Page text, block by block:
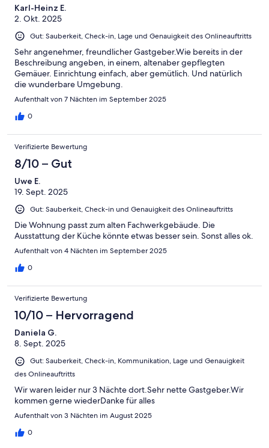
Karl-Heinz E.
2. Okt. 2025
Gut: Sauberkeit, Check-in, Lage und Genauigkeit des Onlineauftritts
Sehr angenehmer, freundlicher Gastgeber.Wie bereits in der
Beschreibung angeben, in einem, altenaber gepflegten
Gemäuer. Einrichtung einfach, aber gemütlich. Und natürlich
die wunderbare Umgebung.
Aufenthalt von 7 Nächten im September 2025
0
Verifizierte Bewertung
8/10 – Gut
Uwe E.
19. Sept. 2025
Gut: Sauberkeit, Check-in und Genauigkeit des Onlineauftritts
Die Wohnung passt zum alten Fachwerkgebäude. Die
Ausstattung der Küche könnte etwas besser sein. Sonst alles ok.
Aufenthalt von 4 Nächten im September 2025
0
Verifizierte Bewertung
10/10 – Hervorragend
Daniela G.
8. Sept. 2025
Gut: Sauberkeit, Check-in, Kommunikation, Lage und Genauigkeit
des Onlineauftritts
Wir waren leider nur 3 Nächte dort.Sehr nette Gastgeber.Wir
kommen gerne wiederDanke für alles
Aufenthalt von 3 Nächten im August 2025
0